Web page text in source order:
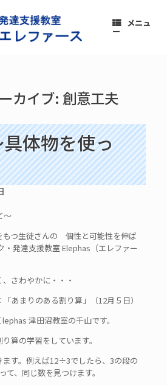
メニュ
ー
カイブ: 創意工夫
体物を使っ
〜
もつ生徒さんの 個性と可能性を伸ば
・発達支援教室 Elephas（エレファー
さわやかに・・・
あまりのある割り算」（12月５日）
津田沼教室の千山です。
算の学習をしています。
す。例えば12÷3でしたら、3の段の
、同じ数を見つけます。